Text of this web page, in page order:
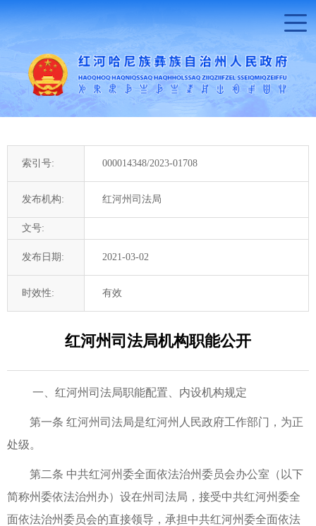
索引号: 000014348/2023-01708
发布机构: 红河州司法局
文号:
发布日期: 2021-03-02
时效性: 有效
红河州司法局机构职能公开
一、红河州司法局职能配置、内设机构规定
第一条 红河州司法局是红河州人民政府工作部门，为正
处级。
第二条 中共红河州委全面依法治州委员会办公室（以下
简称州委依法治州办）设在州司法局，接受中共红河州委全
面依法治州委员会的直接领导，承担中共红河州委全面依法